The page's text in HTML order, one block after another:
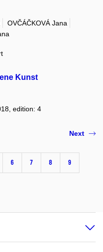
OVČÁČKOVÁ Jana
Kunst
edition: 4
6 7 8 9
Next